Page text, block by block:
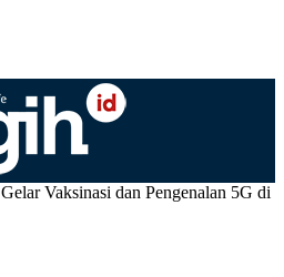
Vaksinasi dan Pengenalan 5G di